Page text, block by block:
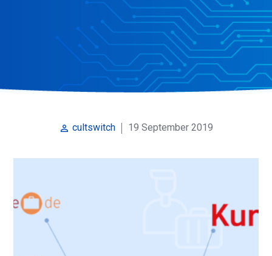
perm_identity cultswitch 19 September 2019